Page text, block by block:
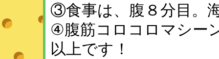
③食事は、腹８分目。
④腹筋コロコロマシー
以上です！